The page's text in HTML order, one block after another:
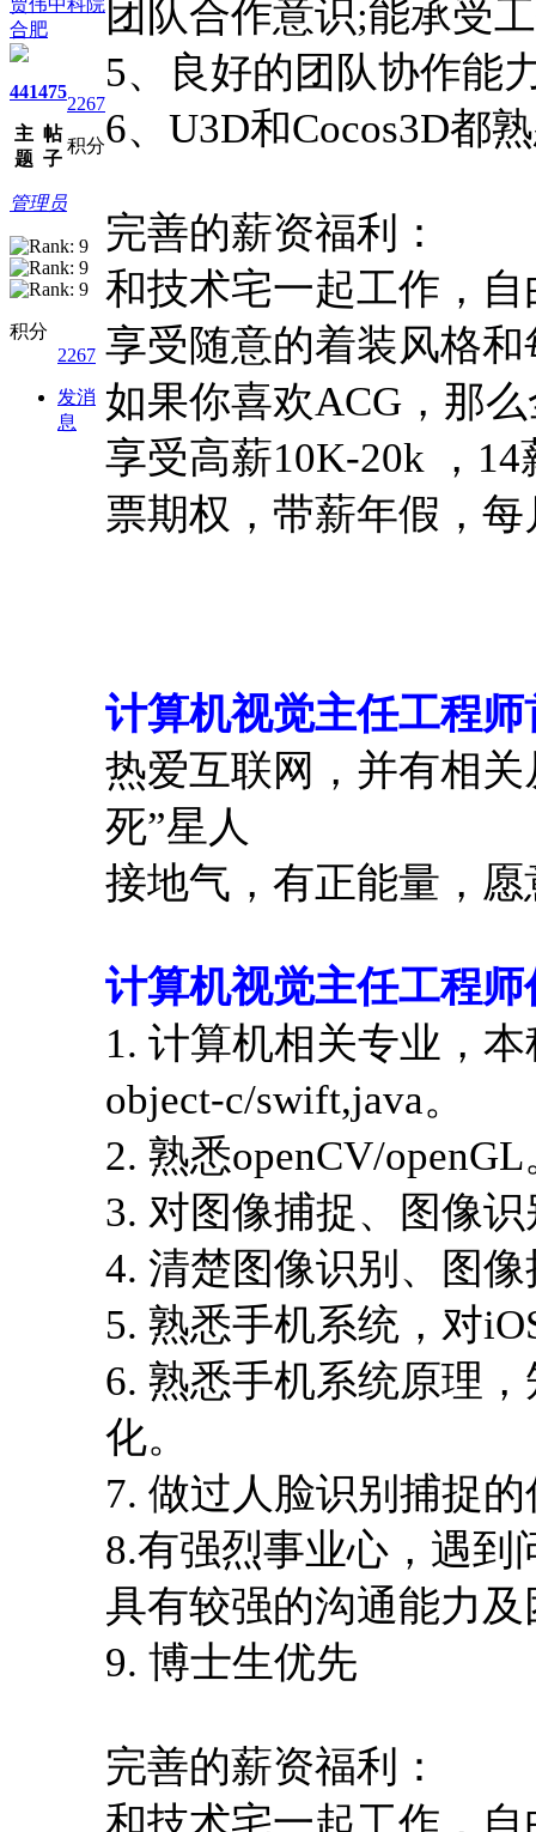
合肥
441
主
题
475
帖
子
2267
积分
管理员
积分
2267
发消
息
团队合作意识;能承受
5、良好的团队协作能
6、U3D和Cocos3D都
完善的薪资福利：
和技术宅一起工作，
享受随意的着装风格
如果你喜欢ACG，那
享受高薪10K-20k ，
票期权，带薪年假，每
计算机视觉主任工程
热爱互联网，并有相
死”星人
接地气，有正能量，
计算机视觉主任工程
1. 计算机相关专业，
object-c/swift,java。
2. 熟悉openCV/openGL
3. 对图像捕捉、图像
4. 清楚图像识别、图
5. 熟悉手机系统，对
6. 熟悉手机系统原理
化。
7. 做过人脸识别捕捉
8.有强烈事业心，遇到
具有较强的沟通能力
9. 博士生优先
完善的薪资福利：